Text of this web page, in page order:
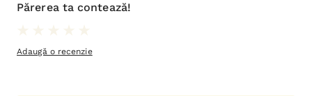
Părerea ta contează!
Adaugă o recenzie